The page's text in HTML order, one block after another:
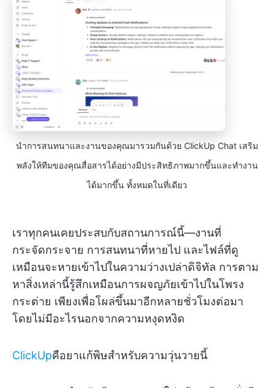
นำการสนทนาและงานของคุณมารวมกันด้วย ClickUp Chat เสริม
พลังให้ทีมของคุณสื่อสารได้อย่างมีประสิทธิภาพมากขึ้นและทำงาน
ได้มากขึ้น ทั้งหมดในที่เดียว
เราทุกคนเคยประสบกับสถานการณ์นี้—งานที่
กระจัดกระจาย การสนทนาที่หายไป และไฟล์ที่ดู
เหมือนจะหายเข้าไปในความว่างเปล่าดิจิทัล การตาม
หาสิ่งเหล่านี้รู้สึกเหมือนการผจญภัยเข้าไปในโพรง
กระต่าย เพียงเพื่อโผล่ขึ้นมาอีกหลายชั่วโมงต่อมา
โดยไม่มีอะไรนอกจากความหงุดหงิด
ClickUpคือยาแก้พิษสำหรับความวุ่นวายนี้